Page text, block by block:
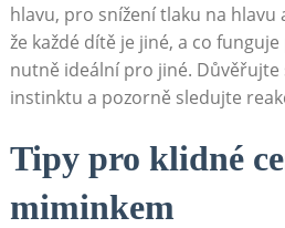
hlavu, pro snížení tlaku na hlavu
že každé dítě je jiné, a co
nutně ideální pro jiné.
instinktu a pozorně sledujte
Tipy pro klidné
miminkem